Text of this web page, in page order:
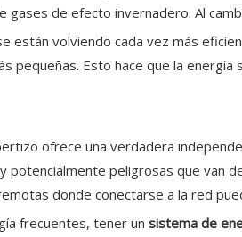
gases de efecto invernadero. Al
están volviendo cada vez más
pequeñas. Esto hace que la
ofrece una verdadera
potencialmente peligrosas que van
donde conectarse a la red
frecuentes, tener un sistema de